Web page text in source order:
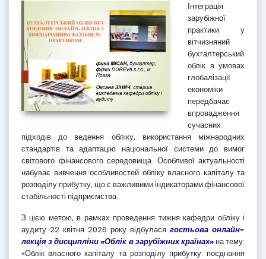
Інтеграція
зарубіжної
практики у
вітчизняний
бухгалтерський
облік в умовах
глобалізації
економіки
передбачає
впровадження
сучасних
підходів до ведення обліку, використання міжнародних
стандартів та адаптацію національної системи до вимог
світового фінансового середовища. Особливої актуальності
набуває вивчення особливостей обліку власного капіталу та
розподілу прибутку, що є важливими індикаторами фінансової
стабільності підприємства.
З цією метою, в рамках проведення тижня кафедри обліку і
аудиту 22 квітня 2026 року відбулася гостьова онлайн-
лекція з дисципліни «Облік в зарубіжних країнах»на тему:
«Облік власного капіталу та розподілу прибутку: поєднання